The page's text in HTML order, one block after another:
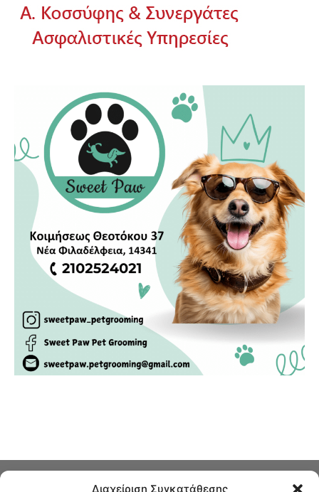
Διαχείριση Συγκατάθεσης